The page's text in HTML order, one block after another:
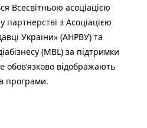
Всесвітньою асоціацією
партнерстві з Асоціацією
України» (АНРВУ) та
(MBL) за підтримки
обов’язково відображають
програми.